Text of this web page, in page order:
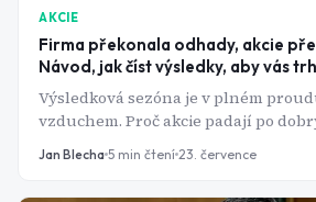
AKCIE
Firma překonala odhady, akcie
Návod, jak číst výsledky, aby vás
Výsledková sezóna je v plném
vzduchem. Proč akcie padají po
co si z reportu skutečně přečíst?
Jan Blecha 5 min čtení 23. července